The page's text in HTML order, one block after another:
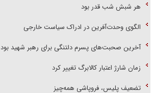
هر شبش شب قدر بود
الگوی وحدت‌آفرین در ادراک سیاست خارجی
آخرین صحبت‌های پسرم دلتنگی برای رهبر شهید بود
زمان شارژ اعتبار کالابرگ تغییر کرد
تضعیف پلیس، فروپاشی همه‌چیز